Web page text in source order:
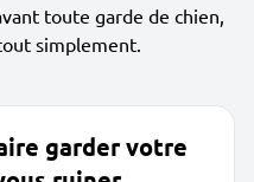
toute garde de chien,
simplement.
garder votre